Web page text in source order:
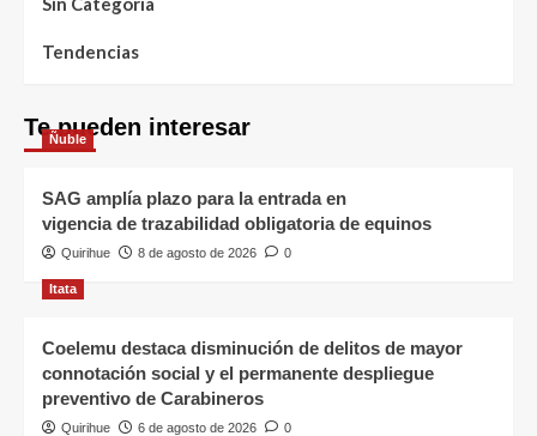
Tendencias
Te pueden interesar
Ñuble
SAG amplía plazo para la entrada en
vigencia de trazabilidad obligatoria de equinos
Quirihue 8 de agosto de 2026 0
Itata
Coelemu destaca disminución de delitos de mayor
connotación social y el permanente despliegue
preventivo de Carabineros
Quirihue 6 de agosto de 2026 0